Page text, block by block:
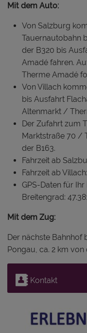
Mit dem Auto:
Von Salzburg
Tauernautobahn
der B320 bis
Amadé fahren.
Therme Amadé
Von Villach
bis Ausfahrt
Altenmarkt /
Der Zufahrt zum
Marktstraße 70 /
der B163.
Fahrzeit ab
Fahrzeit ab
GPS-Daten für
Breitengrad:
Mit dem Zug:
Der nächste Bahnhof
Pongau, ca. 2 km
Kontakt